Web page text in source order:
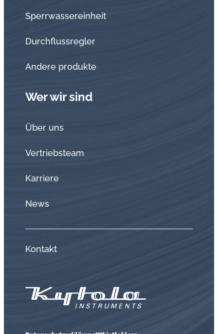
Sperrwassereinheit
Durchflussregler
Andere produkte
Wer wir sind
Über uns
Vertriebsteam
Karriere
News
Kontakt